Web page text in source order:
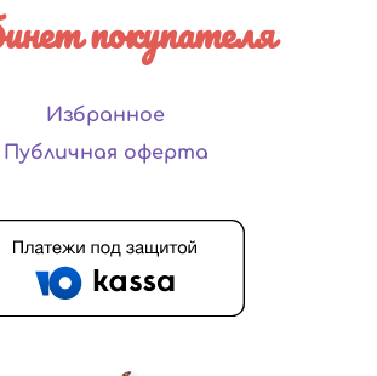
покупателя
Избранное
Публичная оферта